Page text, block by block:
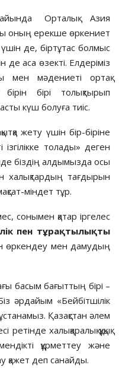
Орталық Азия
оның ерекше өр­ке­­ниет
де, біртұтас болмыс
де аса өзекті. Елдеріміз
мен мәдениеті ортақ
бірі то­лықтырып
күш болуға тиіс.
жету үшін бір-біріне
тола­ды» деген
біздің алдымызда осы
ха­лық­тардың тағдырын
міндет­ тұр.
сонымен қатар іргелес
пен тұрақтылықты
өркендеу мен даму­дың
басым бағыттың бірі –
әрдайым «Бейбітшілік
Қа­зақстан әлем
халықаралық құқық
құрметтеу және
қажет деп санайды.